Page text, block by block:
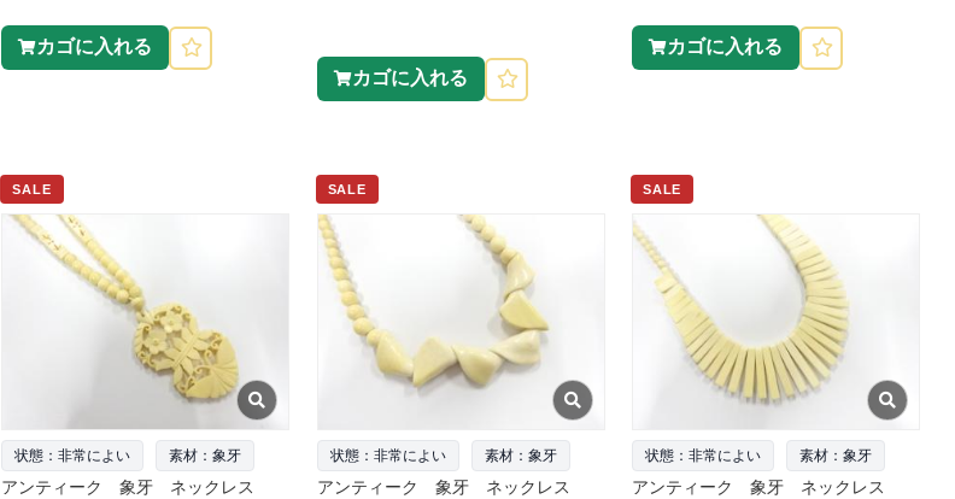
カゴに入れる
カゴに入れる
カゴに入れる
SALE
状態：非常によい 素材：象牙
アンティーク 象牙 ネックレス
SALE
状態：非常によい 素材：象牙
アンティーク 象牙 ネックレス
SALE
状態：非常によい 素材：象牙
アンティーク 象牙 ネックレス